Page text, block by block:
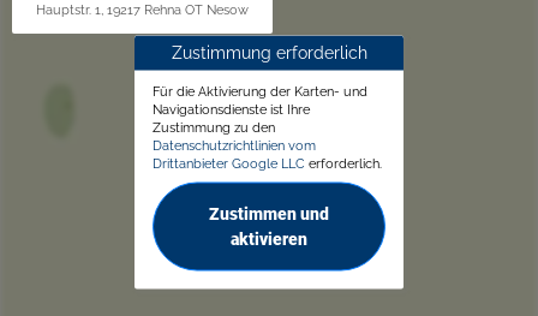
Hauptstr. 1, 19217 Rehna OT Nesow
Zustimmung erforderlich
Für die Aktivierung der Karten- und
Navigationsdienste ist Ihre
Zustimmung zu den
Datenschutzrichtlinien vom
Drittanbieter Google LLC erforderlich.
Zustimmen und
aktivieren